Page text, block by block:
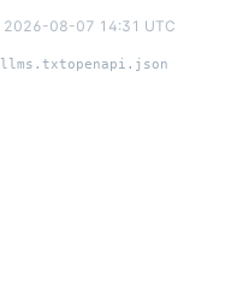
2026-08-07 14:31 UTC
llms.txtopenapi.json